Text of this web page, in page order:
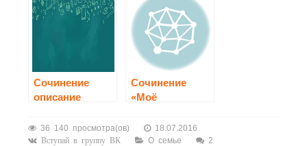
Сочинение
описание
человека 7
класс
Сочинение
«Моё
животное»
36 140 просмотра(ов) 18.07.2016
Вступай в группу ВК О семье 2